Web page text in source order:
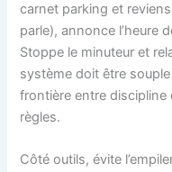
carnet parking et
parle), annonce l’heure
Stoppe le minuteur et
système doit être
frontière entre discipline
règles.
Côté outils, évite